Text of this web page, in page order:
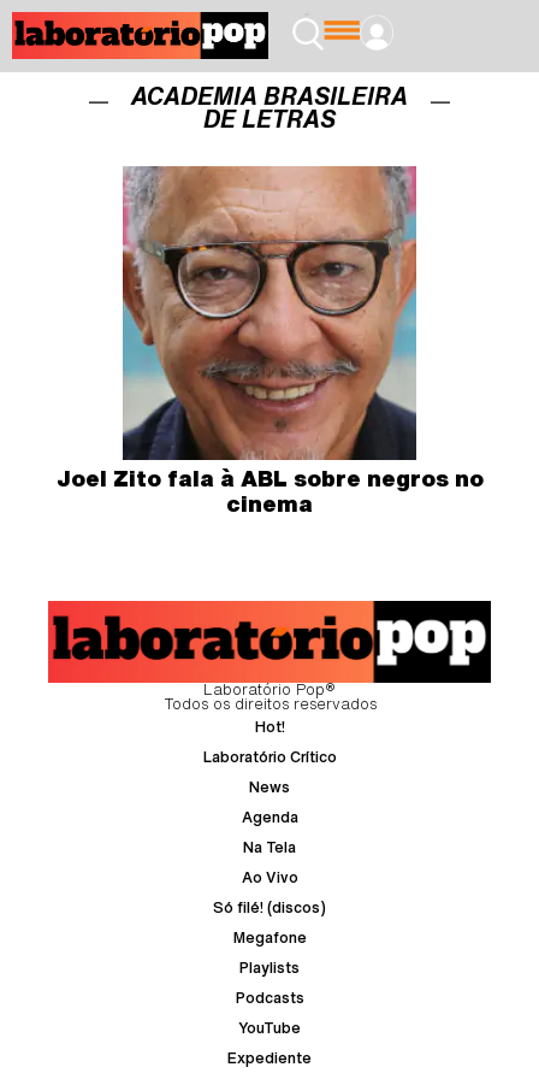
ACADEMIA BRASILEIRA
DE LETRAS
Joel Zito fala à ABL sobre negros no
cinema
Laboratório Pop®
Todos os direitos reservados
Hot!
Laboratório Crítico
News
Agenda
Na Tela
Ao Vivo
Só filé! (discos)
Megafone
Playlists
Podcasts
YouTube
Expediente